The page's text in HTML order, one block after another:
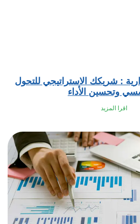
: شريكك الاستراتيجي للتحول
وتحسين الأداء
اقرا المزيد